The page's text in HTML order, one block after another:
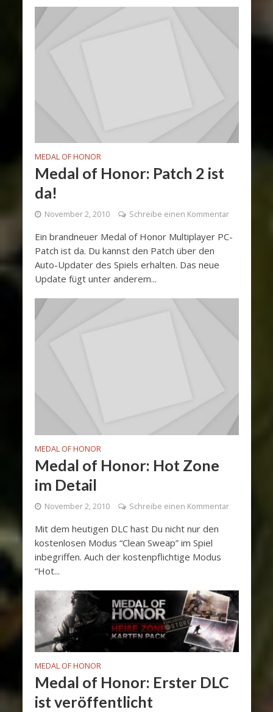
MEDAL OF HONOR
Medal of Honor: Patch 2 ist
da!
November 2, 2010 Schreibe einen Kommentar
Ein brandneuer Medal of Honor Multiplayer PC-
Patch ist da. Du kannst den Patch über den
Auto-Updater des Spiels erhalten. Das neue
Update fügt unter anderem...
MEDAL OF HONOR
Medal of Honor: Hot Zone
im Detail
November 2, 2010 Schreibe einen Kommentar
Mit dem heutigen DLC hast Du nicht nur den
kostenlosen Modus “Clean Sweap” im Spiel
inbegriffen. Auch der kostenpflichtige Modus
“Hot...
MEDAL OF HONOR
Medal of Honor: Erster DLC
ist veröffentlicht